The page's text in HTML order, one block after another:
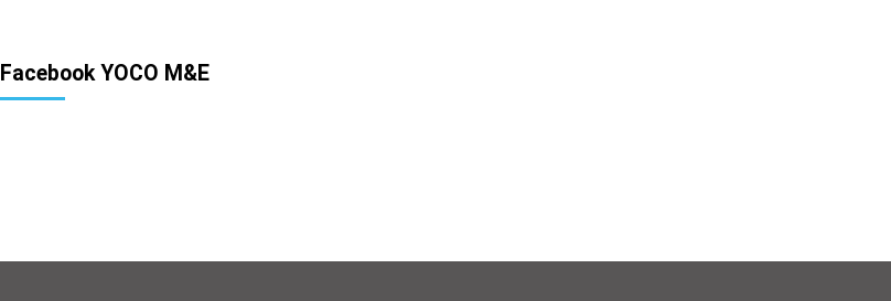
Facebook YOCO M&E